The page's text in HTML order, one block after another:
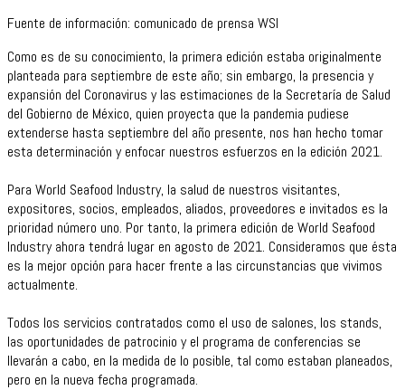
Fuente de información: comunicado de prensa WSI
Como es de su conocimiento, la primera edición estaba originalmente
planteada para septiembre de este año; sin embargo, la presencia y
expansión del Coronavirus y las estimaciones de la Secretaría de Salud
del Gobierno de México, quien proyecta que la pandemia pudiese
extenderse hasta septiembre del año presente, nos han hecho tomar
esta determinación y enfocar nuestros esfuerzos en la edición 2021.
Para World Seafood Industry, la salud de nuestros visitantes,
expositores, socios, empleados, aliados, proveedores e invitados es la
prioridad número uno. Por tanto, la primera edición de World Seafood
Industry ahora tendrá lugar en agosto de 2021. Consideramos que ésta
es la mejor opción para hacer frente a las circunstancias que vivimos
actualmente.
Todos los servicios contratados como el uso de salones, los stands,
las oportunidades de patrocinio y el programa de conferencias se
llevarán a cabo, en la medida de lo posible, tal como estaban planeados,
pero en la nueva fecha programada.